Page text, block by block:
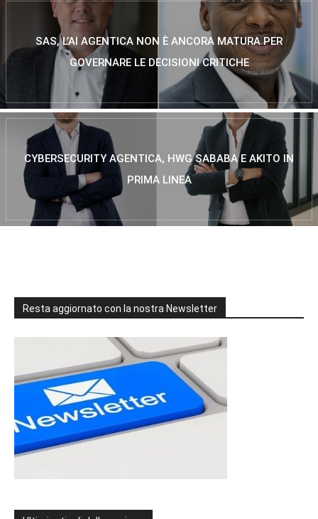
SAS, L’AI AGENTICA NON È ANCORA MATURA PER
GOVERNARE LE DECISIONI CRITICHE
CYBERSECURITY AGENTICA, HWG SABABA E AKITO IN
PRIMA LINEA
Resta aggiornato con la nostra Newsletter